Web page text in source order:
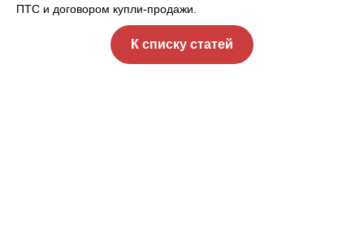
ПТС и договором купли-продажи.
К списку статей